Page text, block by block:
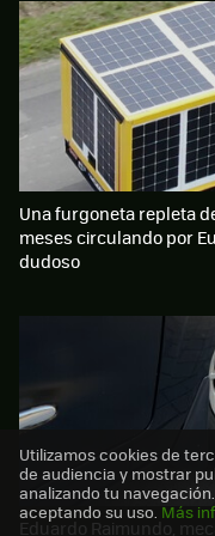
Una furgoneta repleta
meses circulando por
dudoso
Eduardo Raimundo,
Utilizamos cookies de
de audiencia y mostrar
analizando tu
aceptando su uso. Más